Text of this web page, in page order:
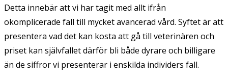
Detta innebär att vi har tagit med allt ifrån
okomplicerade fall till mycket avancerad vård. Syftet är att
presentera vad det kan kosta att gå till veterinären och
priset kan självfallet därför bli både dyrare och billigare
än de siffror vi presenterar i enskilda individers fall.